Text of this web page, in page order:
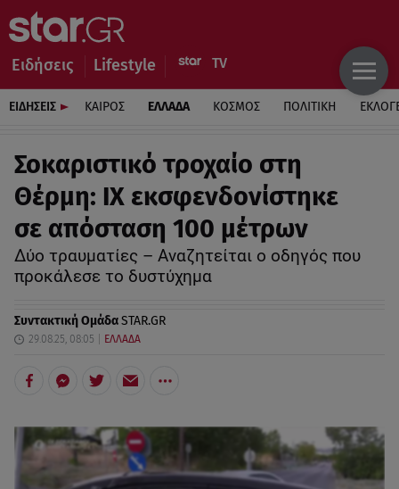
Ειδήσεις Lifestyle
ΕΙΔΗΣΕΙΣ ΚΑΙΡΟΣ ΕΛΛΑΔΑ ΚΟΣΜΟΣ ΠΟΛΙΤΙΚΗ
Σοκαριστικό τροχαίο στη
Θέρμη: ΙΧ εκσφενδονίστηκε
σε απόσταση 100 μέτρων
Δύο τραυματίες – Αναζητείται ο οδηγός που
προκάλεσε το δυστύχημα
Συντακτική ΟμάδαSTAR.GR
29.08.25, 08:05 ΕΛΛΑΔΑ